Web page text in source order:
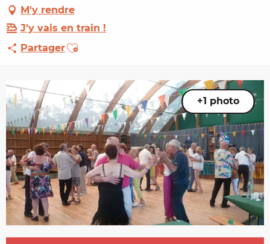
M'y rendre
J'y vais en train !
PartagerAjouter aux favoris
+1 photo